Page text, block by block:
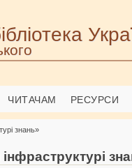
ЧИТАЧАМ РЕСУРСИ
знань»